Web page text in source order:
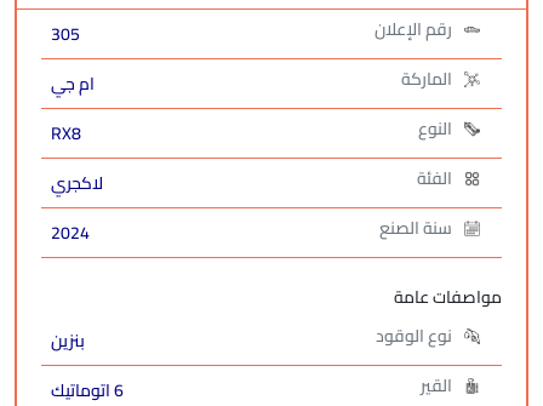
رقم الإعلان
305
الماركة
ام جي
النوع
RX8
الفئة
لاكجري
سنة الصنع
2024
مواصفات عامة
نوع الوقود
بنزين
القير